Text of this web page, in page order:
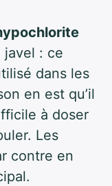
javel : ce
dans les
en est qu’il
à doser
Les
contre en